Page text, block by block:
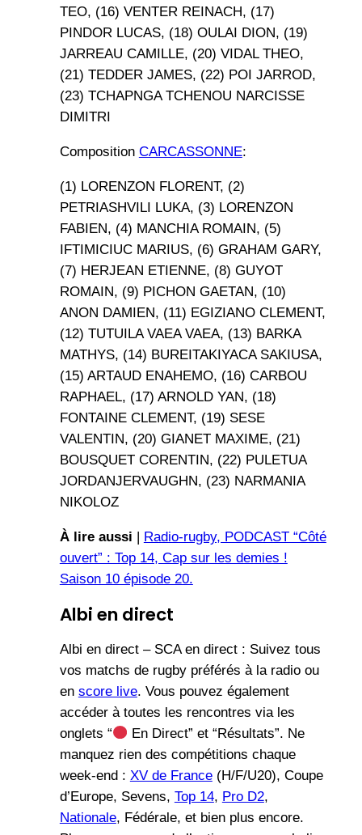
TEO, (16) VENTER REINACH, (17)
PINDOR LUCAS, (18) OULAI DION, (19)
JARREAU CAMILLE, (20) VIDAL THEO,
(21) TEDDER JAMES, (22) POI JARROD,
(23) TCHAPNGA TCHENOU NARCISSE
DIMITRI
Composition CARCASSONNE:
(1) LORENZON FLORENT, (2)
PETRIASHVILI LUKA, (3) LORENZON
FABIEN, (4) MANCHIA ROMAIN, (5)
IFTIMICIUC MARIUS, (6) GRAHAM GARY,
(7) HERJEAN ETIENNE, (8) GUYOT
ROMAIN, (9) PICHON GAETAN, (10)
ANON DAMIEN, (11) EGIZIANO CLEMENT,
(12) TUTUILA VAEA VAEA, (13) BARKA
MATHYS, (14) BUREITAKIYACA SAKIUSA,
(15) ARTAUD ENAHEMO, (16) CARBOU
RAPHAEL, (17) ARNOLD YAN, (18)
FONTAINE CLEMENT, (19) SESE
VALENTIN, (20) GIANET MAXIME, (21)
BOUSQUET CORENTIN, (22) PULETUA
JORDANJERVAUGHN, (23) NARMANIA
NIKOLOZ
À lire aussi | Radio-rugby, PODCAST “Côté
ouvert” : Top 14, Cap sur les demies !
Saison 10 épisode 20.
Albi en direct
Albi en direct – SCA en direct : Suivez tous
vos matchs de rugby préférés à la radio ou
en score live. Vous pouvez également
accéder à toutes les rencontres via les
onglets “
En Direct” et “Résultats”. Ne
manquez rien des compétitions chaque
week-end : XV de France(H/F/U20), Coupe
d’Europe, Sevens, Top 14, Pro D2,
Nationale, Fédérale, et bien plus encore.